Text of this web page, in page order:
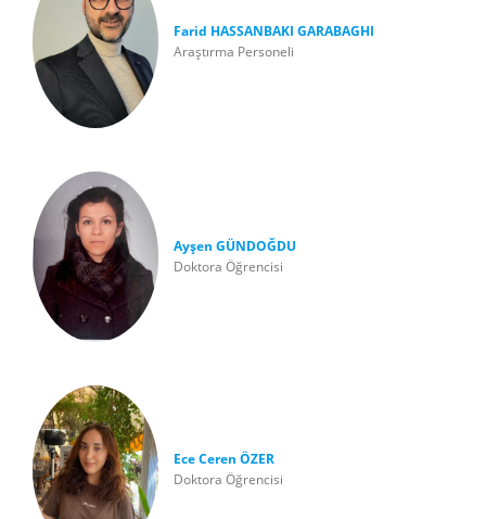
Farid HASSANBAKI GARABAGHI
Araştırma Personeli
Ayşen GÜNDOĞDU
Doktora Öğrencisi
Ece Ceren ÖZER
Doktora Öğrencisi